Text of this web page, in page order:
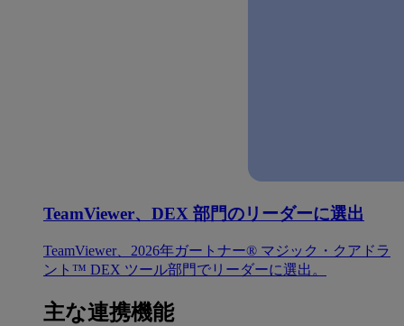
TeamViewer、DEX 部門のリーダーに選出
TeamViewer、2026年ガートナー® マジック・クアドラ
ント™ DEX ツール部門でリーダーに選出。
主な連携機能